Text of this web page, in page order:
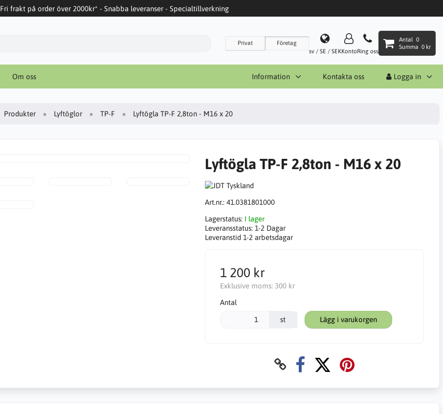
Fri frakt på order över 2000kr* - Snabba leveranser - Specialtillverkning
Privat
Företag
sv / SE / SEKKontoRing oss
Antal 0
Summa 0 kr
Om oss Information Kontakta oss Logga in
Produkter Lyftöglor TP-F Lyftögla TP-F 2,8ton - M16 x 20
Lyftögla TP-F 2,8ton - M16 x 20
Art.nr.: 41.0381801000
Lagerstatus: I lager
Leveransstatus: 1-2 Dagar
Leveranstid 1-2 arbetsdagar
1 200 kr
Exklusive moms: 300 kr
Antal
st Lägg i varukorgen